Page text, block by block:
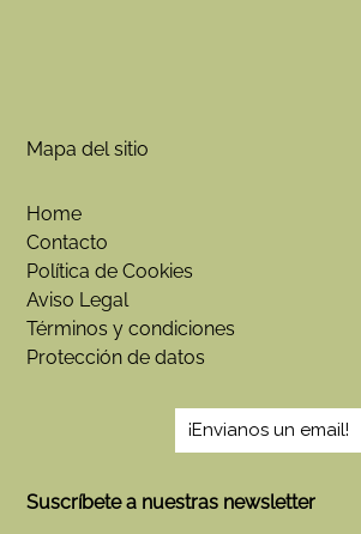
Mapa del sitio
Home
Contacto
Política de Cookies
Aviso Legal
Términos y condiciones
Protección de datos
¡Envianos un email!
Suscríbete a nuestras newsletter